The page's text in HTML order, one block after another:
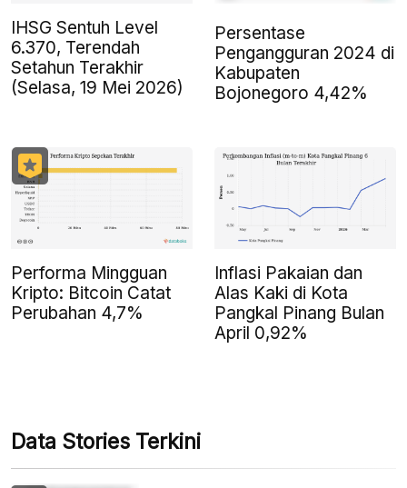
IHSG Sentuh Level
6.370, Terendah
Setahun Terakhir
(Selasa, 19 Mei 2026)
Persentase
Pengangguran 2024 di
Kabupaten
Bojonegoro 4,42%
Performa Mingguan
Kripto: Bitcoin Catat
Perubahan 4,7%
Inflasi Pakaian dan
Alas Kaki di Kota
Pangkal Pinang Bulan
April 0,92%
Data Stories Terkini